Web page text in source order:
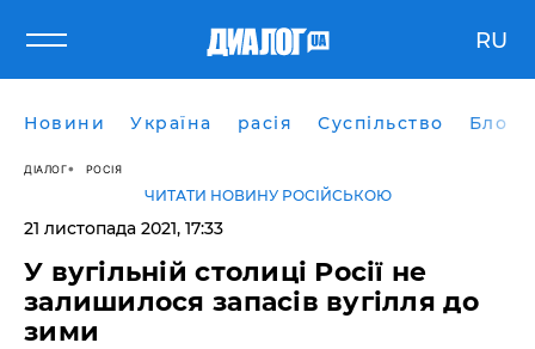
RU
Новини Україна расія Суспільство Блоги
ДІАЛОГ РОСІЯ
ЧИТАТИ НОВИНУ РОСІЙСЬКОЮ
21 листопада 2021, 17:33
У вугільній столиці Росії не
залишилося запасів вугілля до
зими